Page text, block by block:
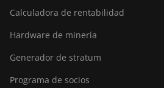
Calculadora de rentabilidad
Hardware de minería
Generador de stratum
Programa de socios